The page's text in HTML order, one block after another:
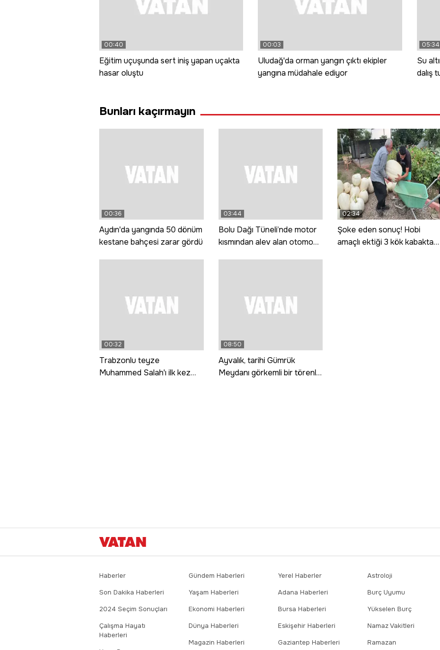
00:40
Eğitim uçuşunda sert iniş yapan uçakta
hasar oluştu
00:03
Uludağ'da orman yangın çıktı ekipler
yangına müdahale ediyor
05:34
Su
dalış
Bunları kaçırmayın
00:36
Aydın'da yangında 50 dönüm
kestane bahçesi zarar gördü
03:44
Bolu Dağı Tüneli’nde motor
kısmından alev alan otomobil
02:34
Şoke eden sonuç! Hobi
amaçlı ektiği 3 kök kabaktan
00:32
Trabzonlu teyze
Muhammed Salah'ı ilk kez
08:50
Ayvalık, tarihi Gümrük
Meydanı görkemli bir törenle
Haberler
Son Dakika Haberleri
2024 Seçim Sonuçları
Çalışma Hayatı
Haberleri
Gündem Haberleri
Yaşam Haberleri
Ekonomi Haberleri
Dünya Haberleri
Magazin Haberleri
Yerel Haberler
Adana Haberleri
Bursa Haberleri
Eskişehir Haberleri
Gaziantep Haberleri
Astroloji
Burç Uyumu
Yükselen Burç
Namaz Vakitleri
Ramazan